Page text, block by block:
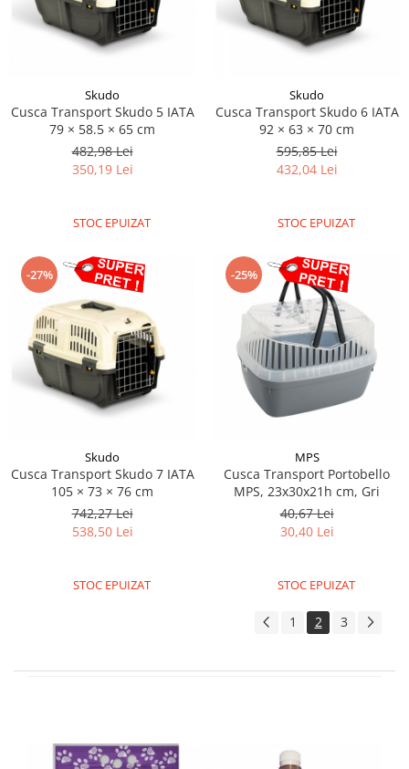
Skudo
Cusca Transport Skudo 5 IATA
79 × 58.5 × 65 cm
482,98 Lei
350,19 Lei
STOC EPUIZAT
Skudo
Cusca Transport Skudo 6 IATA
92 × 63 × 70 cm
595,85 Lei
432,04 Lei
STOC EPUIZAT
-27%
Skudo
Cusca Transport Skudo 7 IATA
105 × 73 × 76 cm
742,27 Lei
538,50 Lei
STOC EPUIZAT
-25%
MPS
Cusca Transport Portobello
MPS, 23x30x21h cm, Gri
40,67 Lei
30,40 Lei
STOC EPUIZAT
1 2 3